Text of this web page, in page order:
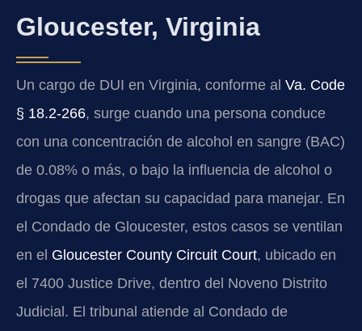
Gloucester, Virginia
Un cargo de DUI en Virginia, conforme al Va. Code
§ 18.2-266, surge cuando una persona conduce
con una concentración de alcohol en sangre (BAC)
de 0.08% o más, o bajo la influencia de alcohol o
drogas que afectan su capacidad para manejar. En
el Condado de Gloucester, estos casos se ventilan
en el Gloucester County Circuit Court, ubicado en
el 7400 Justice Drive, dentro del Noveno Distrito
Judicial. El tribunal atiende al Condado de